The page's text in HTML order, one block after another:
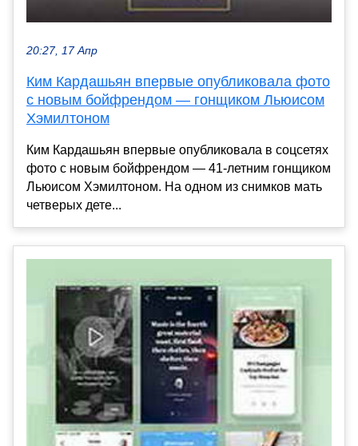
20:27, 17 Апр
Ким Кардашьян впервые опубликовала фото
с новым бойфрендом — гонщиком Льюисом
Хэмилтоном
Ким Кардашьян впервые опубликовала в соцсетях
фото с новым бойфрендом — 41-летним гонщиком
Льюисом Хэмилтоном. На одном из снимков мать
четверых дете...